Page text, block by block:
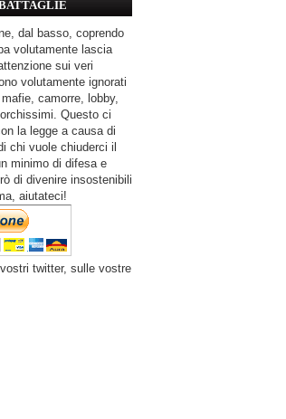
dal basso, coprendo
volutamente lascia
sui veri
volutamente ignorati
camorre, lobby,
Questo ci
la legge a causa di
chi vuole chiuderci il
minimo di difesa e
di divenire insostenibili
aiutateci!
twitter, sulle vostre